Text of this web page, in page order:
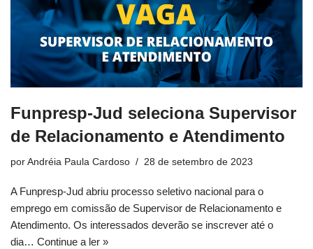
Funpresp-Jud seleciona Supervisor
de Relacionamento e Atendimento
por Andréia Paula Cardoso 28 de setembro de 2023
A Funpresp-Jud abriu processo seletivo nacional para o
emprego em comissão de Supervisor de Relacionamento e
Atendimento. Os interessados deverão se inscrever até o
dia… Continue a ler »